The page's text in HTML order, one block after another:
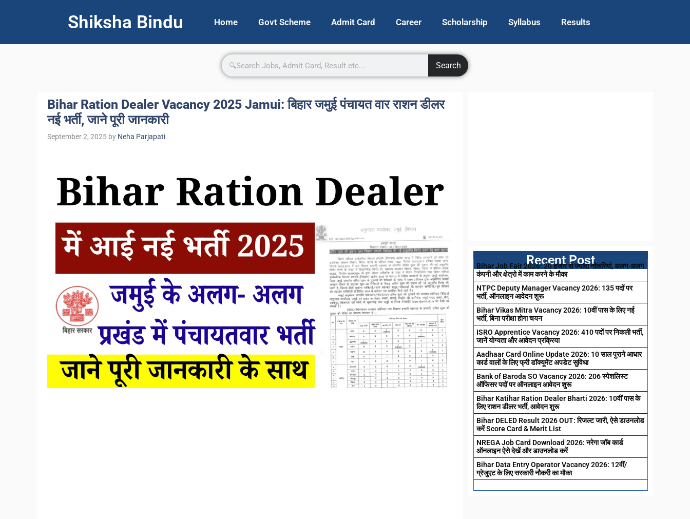
Shiksha Bindu Home Govt Scheme Admit Card Career Scholarship Syllabus Results
Search
Bihar Ration Dealer Vacancy 2025 Jamui: बिहार जमुई पंचायत वार राशन डीलर
नई भर्ती, जाने पूरी जानकारी
September 2, 2025 by Neha Parjapati
Recent Post
Bihar Job Fair 2026: 20 हजार से ज्यादा नौकरियां, अलग-अलग
कंपनी और क्षेत्रो में काम करने के मौका
NTPC Deputy Manager Vacancy 2026: 135 पदों पर
भर्ती, ऑनलाइन आवेदन शुरू
Bihar Vikas Mitra Vacancy 2026: 10वीं पास के लिए नई
भर्ती, बिना परीक्षा होगा चयन
ISRO Apprentice Vacancy 2026: 410 पदों पर निकली भर्ती,
जानें योग्यता और आवेदन प्रक्रिया
Aadhaar Card Online Update 2026: 10 साल पुराने आधार
कार्ड वालों के लिए फ्री डॉक्यूमेंट अपडेट सुविधा
Bank of Baroda SO Vacancy 2026: 206 स्पेशलिस्ट
ऑफिसर पदों पर ऑनलाइन आवेदन शुरू
Bihar Katihar Ration Dealer Bharti 2026: 10वीं पास के
लिए राशन डीलर भर्ती, आवेदन शुरू
Bihar DELED Result 2026 OUT: रिजल्ट जारी, ऐसे डाउनलोड
करें Score Card & Merit List
NREGA Job Card Download 2026: नरेगा जॉब कार्ड
ऑनलाइन ऐसे देखें और डाउनलोड करें
Bihar Data Entry Operator Vacancy 2026: 12वीं/
ग्रेजुएट के लिए सरकारी नौकरी का मौका